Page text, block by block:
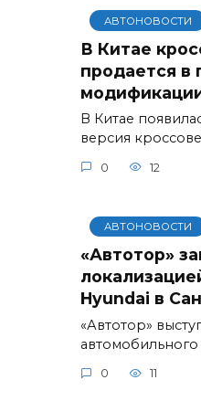
АВТОНОВОСТИ
В Китае
продается в
В Китае
версия
0 12
АВТОНОВОСТИ
«Автотор»
Hyundai в
«Автотор»
автомобильного
0 11